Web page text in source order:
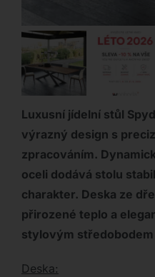
Luxusní jídelní stůl
výrazný design s
zpracováním.
oceli dodává stolu
charakter. Deska ze
přirozené teplo a
stylovým středobodem
Deska: